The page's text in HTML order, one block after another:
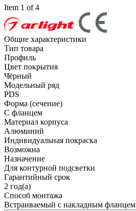
Item 1 of 4
Общие характеристики
Тип товара
Профиль
Цвет покрытия
Чёрный
Модельный ряд
PDS
Форма (сечение)
С фланцем
Материал корпуса
Алюминий
Индивидуальная покраска
Возможна
Назначение
Для контурной подсветки
Гарантийный срок
2 год(а)
Способ монтажа
Встраиваемый с накладным фланцем